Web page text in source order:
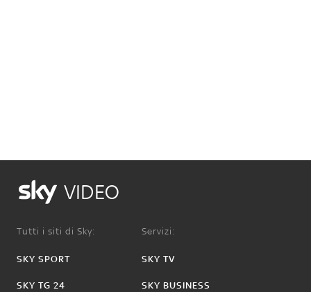
VIDEO
Tutti i siti di Sky:
SKY SPORT
SKY TG 24
Servizi:
SKY TV
SKY BUSINESS